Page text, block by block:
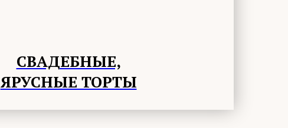
СВАДЕБНЫЕ,
ЯРУСНЫЕ ТОРТЫ